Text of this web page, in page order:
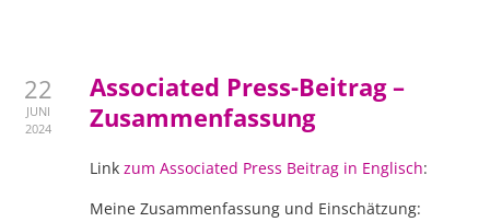
22
JUNI
2024
Associated Press-Beitrag –
Zusammenfassung
Linkzum Associated Press Beitrag in Englisch:
Meine Zusammenfassung und Einschätzung: